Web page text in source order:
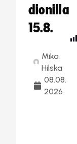
dionilla
15.8.
Mika
Hilska
08.08.
2026